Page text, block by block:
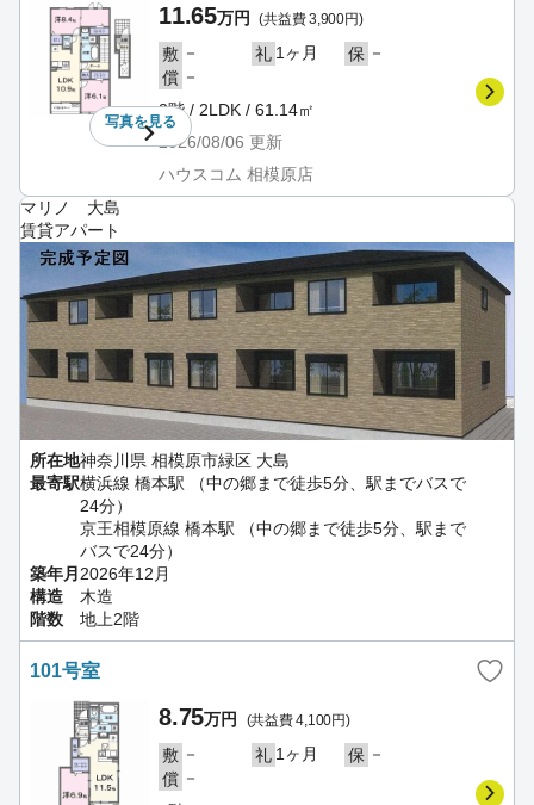
写真を見る
11.65万円 (共益費 3,900円)
敷 － 礼 1ヶ月 保 －
償 －
2階 / 2LDK / 61.14㎡
2026/08/06 更新
ハウスコム 相模原店
マリノ 大島
賃貸アパート
所在地神奈川県 相模原市緑区 大島
最寄駅横浜線 橋本駅 （中の郷まで徒歩5分、駅までバスで
24分）
京王相模原線 橋本駅 （中の郷まで徒歩5分、駅まで
バスで24分）
築年月 2026年12月
構造
木造
階数
地上2階
101号室
8.75万円 (共益費 4,100円)
敷 － 礼 1ヶ月 保 －
償 －